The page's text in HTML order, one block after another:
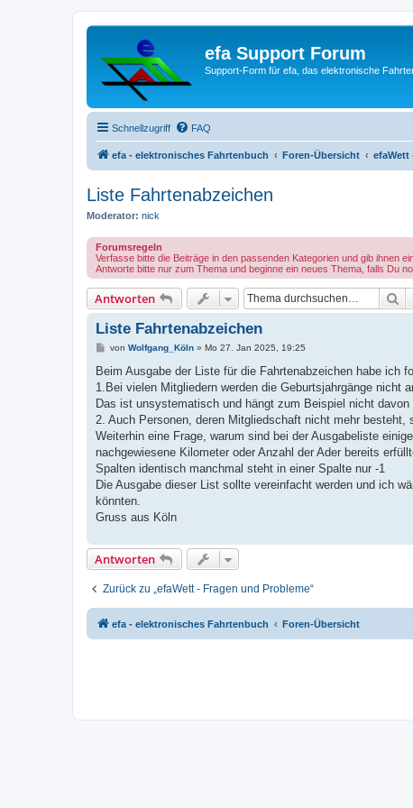
efa Support Forum
Support-Form für efa, das elektronische
Schnellzugriff FAQ
efa - elektronisches Fahrtenbuch Foren-Übersicht efaWett
Liste Fahrtenabzeichen
Moderator: nick
Forumsregeln
Verfasse bitte die Beiträge in den passenden Kategorien und gib ihnen
Antworte bitte nur zum Thema und beginne ein neues Thema, falls Du
Antworten
Liste Fahrtenabzeichen
B
i
r
a
von Wolfgang_Köln» Mo 27. Jan 2025, 19:25
Beim Ausgabe der Liste für die Fahrtenabzeichen habe ich
1.Bei vielen Mitgliedern werden die Geburtsjahrgänge nicht
Das ist unsystematisch und hängt zum Beispiel nicht
2. Auch Personen, deren Mitgliedschaft nicht mehr
Weiterhin eine Frage, warum sind bei der Ausgabeliste
nachgewiesene Kilometer oder Anzahl der Ader bereits
Spalten identisch manchmal steht in einer Spalte nur -1
Die Ausgabe dieser List sollte vereinfacht werden und ich
könnten.
Gruss aus Köln
Antworten
Zurück zu „efaWett - Fragen und Probleme“
efa - elektronisches Fahrtenbuch Foren-Übersicht